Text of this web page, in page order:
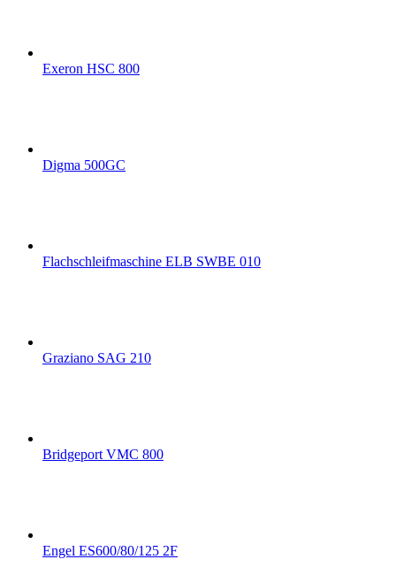
Exeron HSC 800
Digma 500GC
Flachschleifmaschine ELB SWBE 010
Graziano SAG 210
Bridgeport VMC 800
Engel ES600/80/125 2F